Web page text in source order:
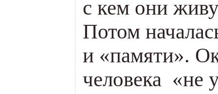
с кем они
Потом
и «памяти».
человека «не